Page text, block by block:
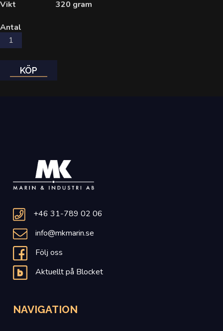
Vikt
320 gram
Antal
KÖP
+46 31-789 02 06
info@mkmarin.se
Följ oss
Aktuellt på Blocket
NAVIGATION